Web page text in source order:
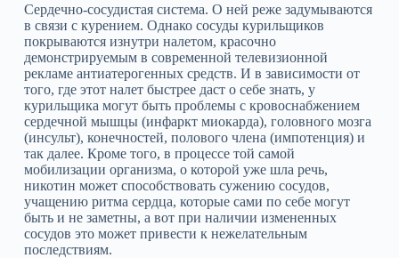
Сердечно‑сосудистая система. О ней реже задумываются
в связи с курением. Однако сосуды курильщиков
покрываются изнутри налетом, красочно
демонстрируемым в современной телевизионной
рекламе антиатерогенных средств. И в зависимости от
того, где этот налет быстрее даст о себе знать, у
курильщика могут быть проблемы с кровоснабжением
сердечной мышцы (инфаркт миокарда), головного мозга
(инсульт), конечностей, полового члена (импотенция) и
так далее. Кроме того, в процессе той самой
мобилизации организма, о которой уже шла речь,
никотин может способствовать сужению сосудов,
учащению ритма сердца, которые сами по себе могут
быть и не заметны, а вот при наличии измененных
сосудов это может привести к нежелательным
последствиям.